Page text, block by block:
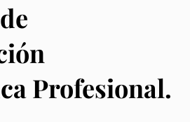
Profesional.